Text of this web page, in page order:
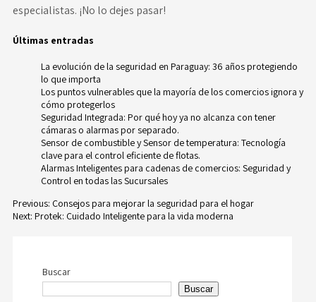
especialistas. ¡No lo dejes pasar!
Últimas entradas
La evolución de la seguridad en Paraguay: 36 años protegiendo
lo que importa
Los puntos vulnerables que la mayoría de los comercios ignora y
cómo protegerlos
Seguridad Integrada: Por qué hoy ya no alcanza con tener
cámaras o alarmas por separado.
Sensor de combustible y Sensor de temperatura: Tecnología
clave para el control eficiente de flotas.
Alarmas Inteligentes para cadenas de comercios: Seguridad y
Control en todas las Sucursales
entradas
Previous: Consejos para mejorar la seguridad para el hogar
Next: Protek: Cuidado Inteligente para la vida moderna
Buscar
Buscar